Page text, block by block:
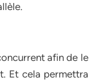
afin de le
Et cela permettra